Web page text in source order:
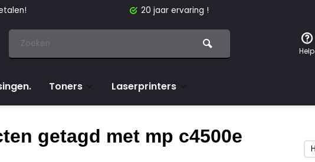
20 jaar ervaring !
Help
Toners Laserprinters
getagd met mp c4500e